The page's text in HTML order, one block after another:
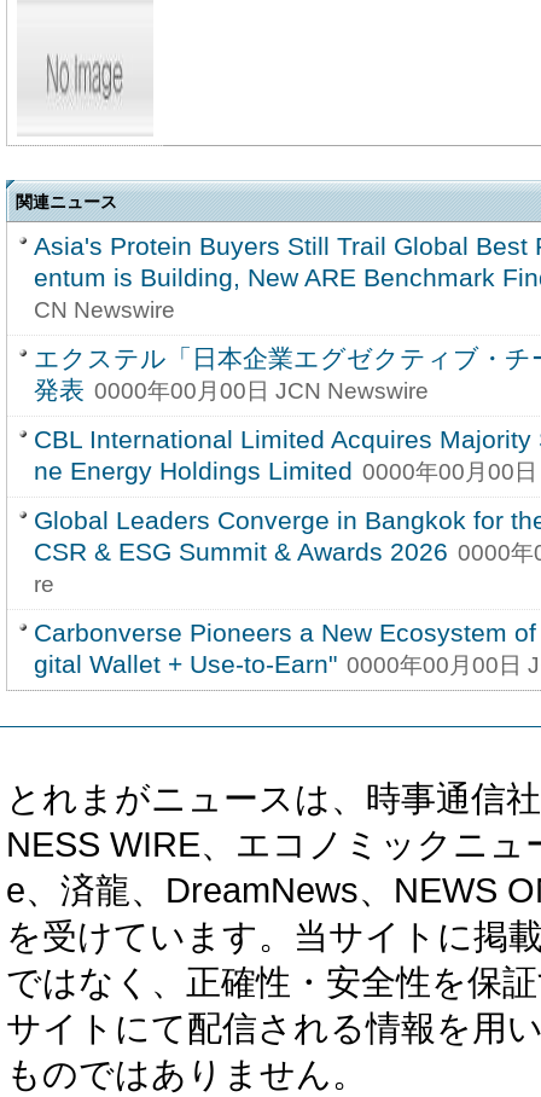
関連ニュース
Asia's Protein Buyers Still Trail Global Best
entum is Building, New ARE Benchmark
CN Newswire
エクステル「日本企業エグゼクティブ・
発表 0000年00月00日 JCN Newswire
CBL International Limited Acquires
ne Energy Holdings Limited 0000年00月00
Global Leaders Converge in Bangkok for
CSR & ESG Summit & Awards 2026 0000年
re
Carbonverse Pioneers a New Ecosystem
gital Wallet + Use-to-Earn" 0000年00月00日
とれまがニュースは、時事通信
NESS WIRE、エコノミックニ
e、済龍、DreamNews、NEWS
を受けています。当サイトに掲
ではなく、正確性・安全性を保
サイトにて配信される情報を用
ものではありません。